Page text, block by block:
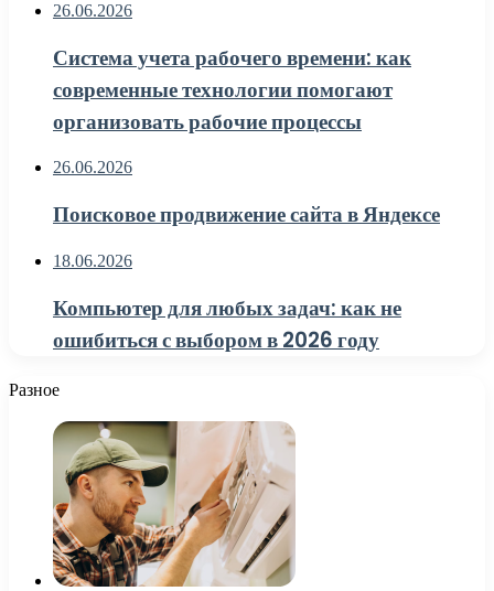
26.06.2026
Система учета рабочего времени: как
современные технологии помогают
организовать рабочие процессы
26.06.2026
Поисковое продвижение сайта в Яндексе
18.06.2026
Компьютер для любых задач: как не
ошибиться с выбором в 2026 году
Разное